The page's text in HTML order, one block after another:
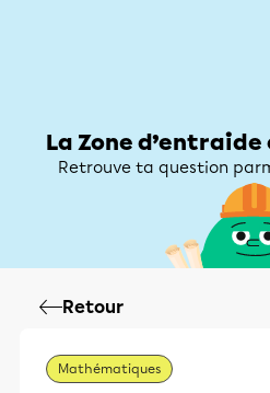
La Zone
Retrouve ta question
Retour
Mathématiques